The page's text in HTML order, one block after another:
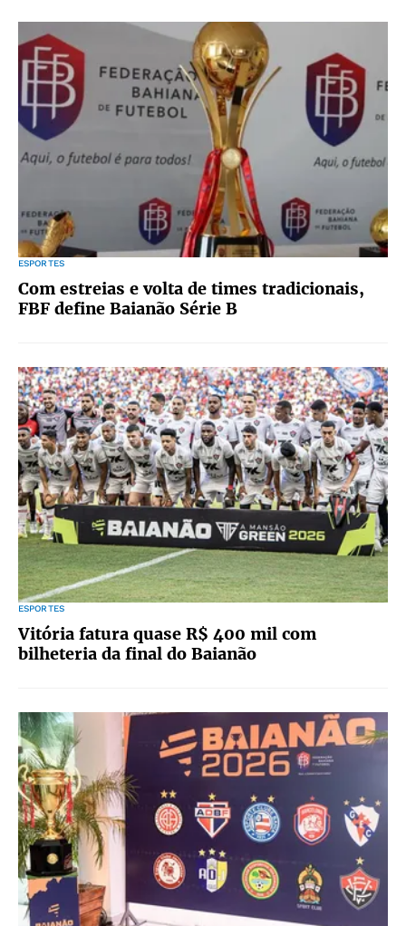
ESPORTES
Com estreias e volta de times tradicionais,
FBF define Baianão Série B
ESPORTES
Vitória fatura quase R$ 400 mil com
bilheteria da final do Baianão